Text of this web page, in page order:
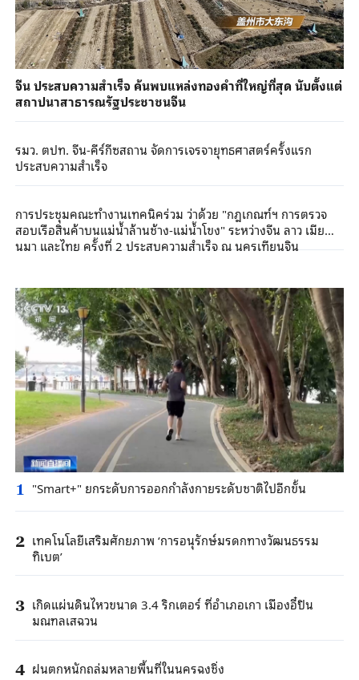
จีน ประสบความสำเร็จ ค้นพบแหล่งทองคำที่ใหญ่ที่สุด นับตั้งแต่
สถาปนาสาธารณรัฐประชาชนจีน
รมว. ตปท. จีน-คีร์กีซสถาน จัดการเจรจายุทธศาสตร์ครั้งแรก
ประสบความสำเร็จ
การประชุมคณะทำงานเทคนิคร่วม ว่าด้วย "กฎเกณฑ์ฯ การตรวจ
สอบเรือสินค้าบนแม่น้ำล้านช้าง-แม่น้ำโขง" ระหว่างจีน ลาว เมีย
นมา และไทย ครั้งที่ 2 ประสบความสำเร็จ ณ นครเทียนจิน
1 "Smart+" ยกระดับการออกกำลังกายระดับชาติไปอีกขั้น
2 เทคโนโลยีเสริมศักยภาพ ‘การอนุรักษ์มรดกทางวัฒนธรรม
ทิเบต’
3 เกิดแผ่นดินไหวขนาด 3.4 ริกเตอร์ ที่อำเภอเกา เมืองอี๋ปิน
มณฑลเสฉวน
4 ฝนตกหนักถล่มหลายพื้นที่ในนครฉงชิ่ง